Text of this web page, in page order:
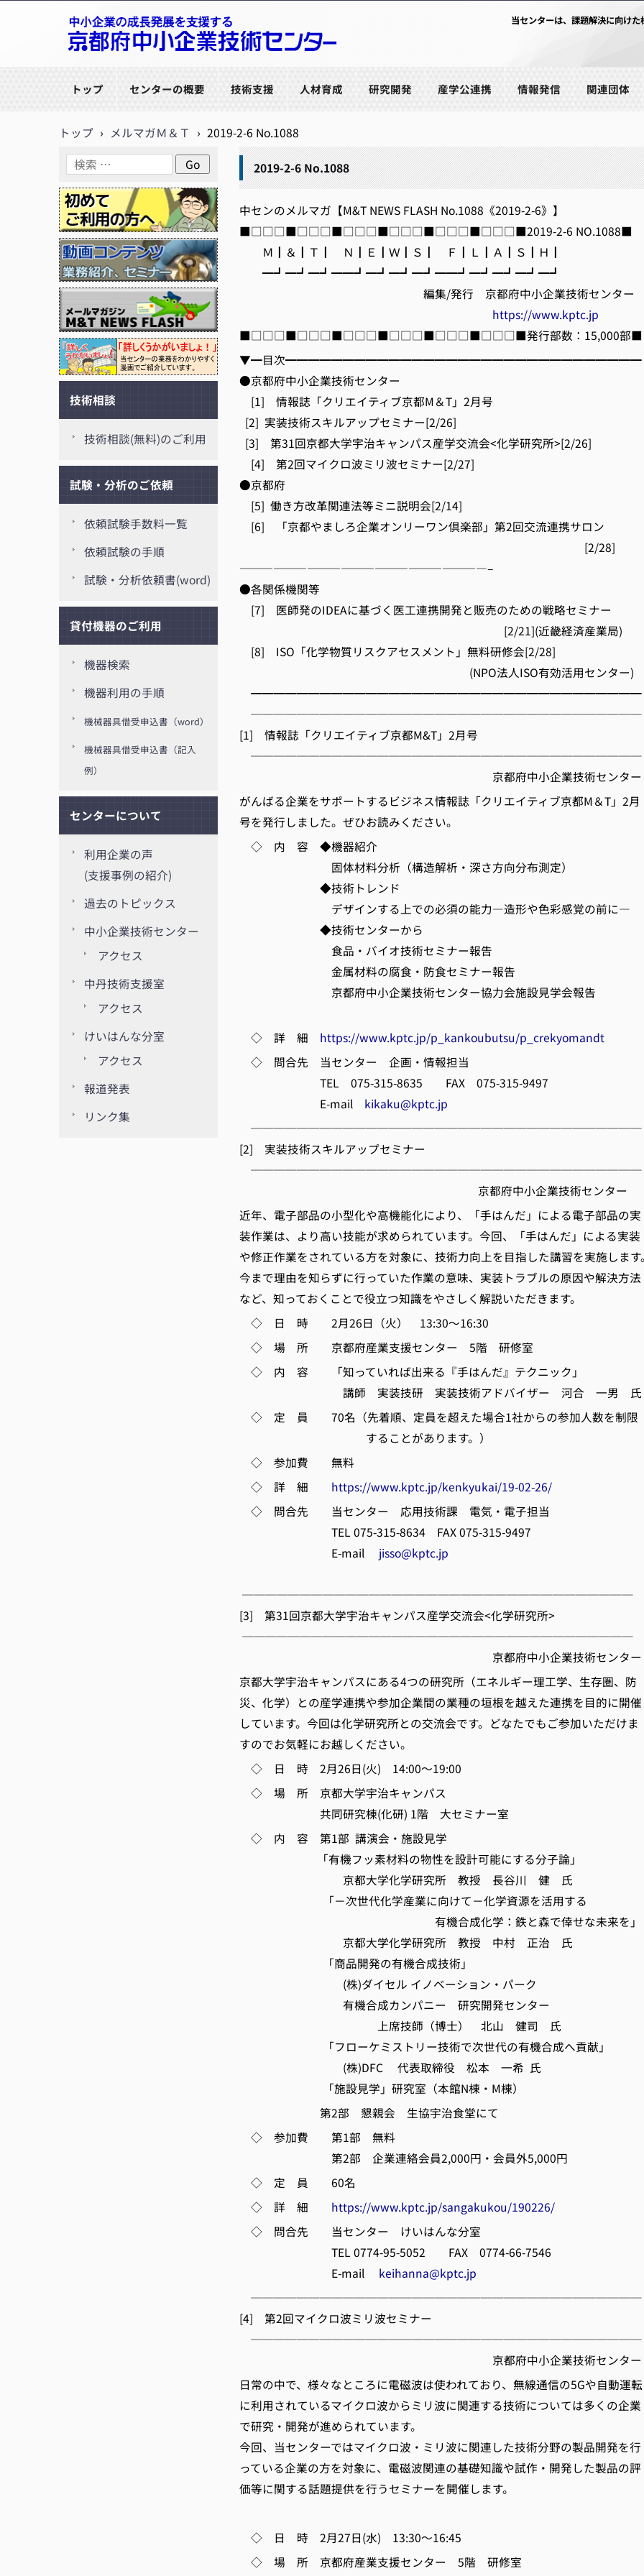
当センターは、課題解決に向け
トップ センターの概要 技術支援 人材育成 研究開発 産学公連携 情報発信 関連団体
トップ › メルマガＭ＆Ｔ › 2019-2-6 No.1088
2019-2-6 No.1088
中センのメルマガ【M&T NEWS FLASH No.1088《2019-2-6》】
■□□□■□□□■□□□■□□□■□□□■□□□■2019-2-6 NO.1088■
Ｍ┃＆┃Ｔ┃ Ｎ┃Ｅ┃Ｗ┃Ｓ┃ Ｆ┃Ｌ┃Ａ┃Ｓ┃Ｈ┃
━┛━┛━┛━━┛━┛━┛━┛━━┛━┛━┛━┛━┛
編集/発行 京都府中小企業技術センター
https://www.kptc.jp
■□□□■□□□■□□□■□□□■□□□■□□□■発行部数：15,000部■
▼━目次━━━━━━━━━━━━━━━━━━━━━━━━━━━━━━━
●京都府中小企業技術センター
[1] 情報誌「クリエイティブ京都M＆T」2月号
[2] 実装技術スキルアップセミナー[2/26]
[3] 第31回京都大学宇治キャンパス産学交流会<化学研究所>[2/26]
[4] 第2回マイクロ波ミリ波セミナー[2/27]
●京都府
[5] 働き方改革関連法等ミニ説明会[2/14]
[6] 「京都やましろ企業オンリーワン倶楽部」第2回交流連携サロン
[2/28]
——————————————————————–
●各関係機関等
[7] 医師発のIDEAに基づく医工連携開発と販売のための戦略セミナー
[2/21](近畿経済産業局)
[8] ISO「化学物質リスクアセスメント」無料研修会[2/28]
(NPO法人ISO有効活用センター
━━━━━━━━━━━━━━━━━━━━━━━━━━━━━━━━━━
──────────────────────────────────
[1] 情報誌「クリエイティブ京都M&T」2月号
──────────────────────────────────
京都府中小企業技術センター
がんばる企業をサポートするビジネス情報誌「クリエイティブ京都M＆T」2月
号を発行しました。ぜひお読みください。
◇ 内 容 ◆機器紹介
固体材料分析（構造解析・深さ方向分布測定）
◆技術トレンド
デザインする上での必須の能力―造形や色彩感覚の前に―
◆技術センターから
食品・バイオ技術セミナー報告
金属材料の腐食・防食セミナー報告
京都府中小企業技術センター協力会施設見学会報告
◇ 詳 細 https://www.kptc.jp/p_kankoubutsu/p_crekyomandt
◇ 問合先 当センター 企画・情報担当
TEL 075-315-8635 FAX 075-315-9497
E-mail kikaku@kptc.jp
──────────────────────────────────
[2] 実装技術スキルアップセミナー
──────────────────────────────────
京都府中小企業技術センター
近年、電子部品の小型化や高機能化により、「手はんだ」による電子部品の実
装作業は、より高い技能が求められています。今回、「手はんだ」による実装
や修正作業をされている方を対象に、技術力向上を目指した講習を実施します
今まで理由を知らずに行っていた作業の意味、実装トラブルの原因や解決方法
など、知っておくことで役立つ知識をやさしく解説いただきます。
◇ 日 時 2月26日（火） 13:30～16:30
◇ 場 所 京都府産業支援センター 5階 研修室
◇ 内 容 「知っていれば出来る『手はんだ』テクニック」
講師 実装技研 実装技術アドバイザー 河合 一男 氏
◇ 定 員 70名（先着順、定員を超えた場合1社からの参加人数を制限
することがあります。）
◇ 参加費 無料
◇ 詳 細 https://www.kptc.jp/kenkyukai/19-02-26/
◇ 問合先 当センター 応用技術課 電気・電子担当
TEL 075-315-8634 FAX 075-315-9497
E-mail jisso@kptc.jp
──────────────────────────────────
[3] 第31回京都大学宇治キャンパス産学交流会<化学研究所>
──────────────────────────────────
京都府中小企業技術センター
京都大学宇治キャンパスにある4つの研究所（エネルギー理工学、生存圏、防
災、化学）との産学連携や参加企業間の業種の垣根を越えた連携を目的に開催
しています。今回は化学研究所との交流会です。どなたでもご参加いただけま
すのでお気軽にお越しください。
◇ 日 時 2月26日(火) 14:00～19:00
◇ 場 所 京都大学宇治キャンパス
共同研究棟(化研) 1階 大セミナー室
◇ 内 容 第1部 講演会・施設見学
「有機フッ素材料の物性を設計可能にする分子論」
京都大学化学研究所 教授 長谷川 健 氏
「－次世代化学産業に向けて－化学資源を活用する
有機合成化学：鉄と森で倖せな未来を」
京都大学化学研究所 教授 中村 正治 氏
「商品開発の有機合成技術」
(株)ダイセル イノベーション・パーク
有機合成カンパニー 研究開発センター
上席技師（博士） 北山 健司 氏
「フローケミストリー技術で次世代の有機合成へ貢献」
(株)DFC 代表取締役 松本 一希 氏
「施設見学」研究室（本館N棟・M棟）
第2部 懇親会 生協宇治食堂にて
◇ 参加費 第1部 無料
第2部 企業連絡会員2,000円・会員外5,000円
◇ 定 員 60名
◇ 詳 細 https://www.kptc.jp/sangakukou/190226/
◇ 問合先 当センター けいはんな分室
TEL 0774-95-5052 FAX 0774-66-7546
E-mail keihanna@kptc.jp
──────────────────────────────────
[4] 第2回マイクロ波ミリ波セミナー
──────────────────────────────────
京都府中小企業技術センター
日常の中で、様々なところに電磁波は使われており、無線通信の5Gや自動運転
に利用されているマイクロ波からミリ波に関連する技術については多くの企業
で研究・開発が進められています。
今回、当センターではマイクロ波・ミリ波に関連した技術分野の製品開発を行
っている企業の方を対象に、電磁波関連の基礎知識や試作・開発した製品の評
価等に関する話題提供を行うセミナーを開催します。
◇ 日 時 2月27日(水) 13:30～16:45
◇ 場 所 京都府産業支援センター 5階 研修室
技術相談
技術相談(無料)のご利用
試験・分析のご依頼
依頼試験手数料一覧
依頼試験の手順
試験・分析依頼書(word)
貸付機器のご利用
機器検索
機器利用の手順
機械器具借受申込書（word）
機械器具借受申込書（記入
例）
センターについて
利用企業の声
(支援事例の紹介)
過去のトピックス
中小企業技術センター
アクセス
中丹技術支援室
アクセス
けいはんな分室
アクセス
報道発表
リンク集